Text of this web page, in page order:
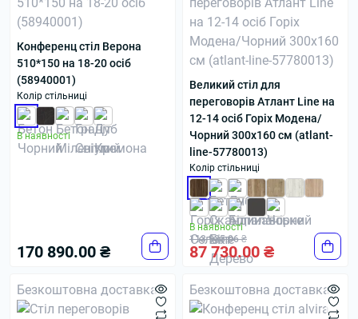
Конференц стіл Верона
510*150 на 18-20 осіб
(58940001)
Колір стільниці
В наявності
170 890.00 ₴
Великий стіл для
переговорів Атлант Line на
12-14 осіб Горіх Модена/
Чорний 300x160 см (atlant-
line-57780013)
Колір стільниці
В наявності
113 935.06 ₴
87 730.00 ₴
Безкоштовна доставка Безкоштовна доставка